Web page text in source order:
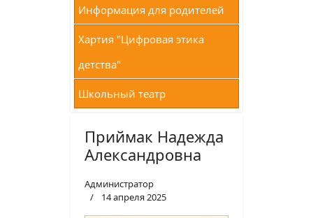
Информация для родителей
Хартия "Цифровая этика
детства"
Школьный театр
Приймак Надежда
Александровна
Администратор
14 апреля 2025